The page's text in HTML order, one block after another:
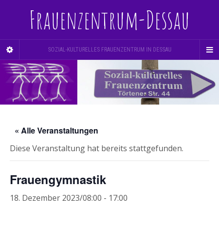
Frauenzentrum-Dessau
SOZIAL-KULTURELLES FRAUENZENTRUM IN DESSAU
« Alle Veranstaltungen
Diese Veranstaltung hat bereits stattgefunden.
Frauengymnastik
18. Dezember 2023/08:00 - 17:00